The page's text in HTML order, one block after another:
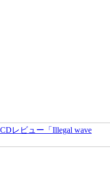
レビュー「Illegal wave